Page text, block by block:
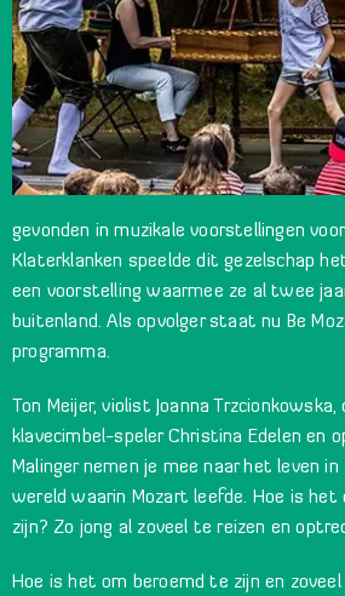
gevonden in muzikale voorstellingen
Klaterklanken speelde dit gezelschap
een voorstelling waarmee ze al twee
buitenland. Als opvolger staat nu Be
programma.
Ton Meijer, violist Joanna Trzcionkowska,
klavecimbel-speler Christina Edelen en
Malinger nemen je mee naar het leven
wereld waarin Mozart leefde. Hoe is het
zijn? Zo jong al zoveel te reizen en
Hoe is het om beroemd te zijn en